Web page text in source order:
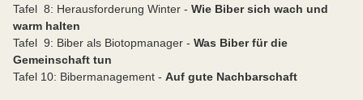
Tafel 8: Herausforderung Winter - Wie Biber sich wach und
warm halten
Tafel 9: Biber als Biotopmanager - Was Biber für die
Gemeinschaft tun
Tafel 10: Bibermanagement - Auf gute Nachbarschaft